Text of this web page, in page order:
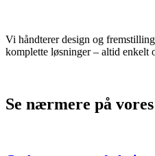
Vi håndterer design og
komplette løsninger – altid enkelt
Se nærmere på